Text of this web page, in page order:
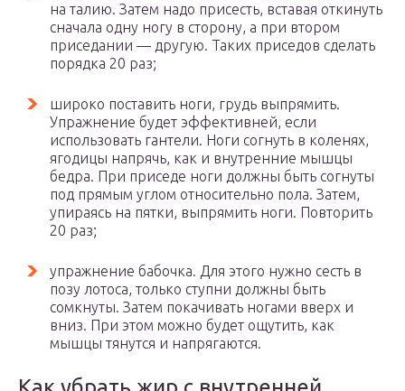
на талию. Затем надо присесть, вставая откинуть
сначала одну ногу в сторону, а при втором
приседании — другую. Таких приседов сделать
порядка 20 раз;
широко поставить ноги, грудь выпрямить.
Упражнение будет эффективней, если
использовать гантели. Ноги согнуть в коленях,
ягодицы напрячь, как и внутренние мышцы
бедра. При приседе ноги должны быть согнуты
под прямым углом относительно пола. Затем,
упираясь на пятки, выпрямить ноги. Повторить
20 раз;
упражнение бабочка. Для этого нужно сесть в
позу лотоса, только ступни должны быть
сомкнуты. Затем покачивать ногами вверх и
вниз. При этом можно будет ощутить, как
мышцы тянутся и напрягаются.